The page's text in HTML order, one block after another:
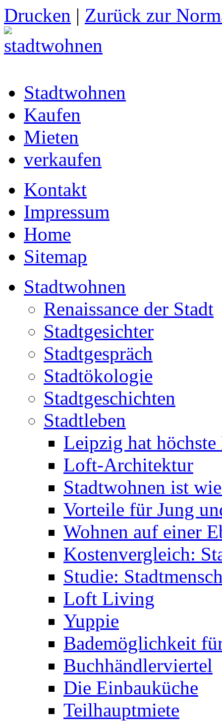
Drucken | Zurück zur
Stadtwohnen
Kaufen
Mieten
verkaufen
Kontakt
Impressum
Home
Sitemap
Stadtwohnen
Renaissance der Stadt
Stadtgesichter
Stadtgespräch
Stadtökologie
Stadtgeschichten
Stadtleben
Leipzig hat
Loft-Architektur
Stadtwohnen ist
Vorteile für Jung
Wohnen auf einer
Kostenvergleich:
Studie:
Loft Living
Yuppie
Bademöglichkeit
Buchhändlerviertel
Die Einbauküche
Teilhauptmiete